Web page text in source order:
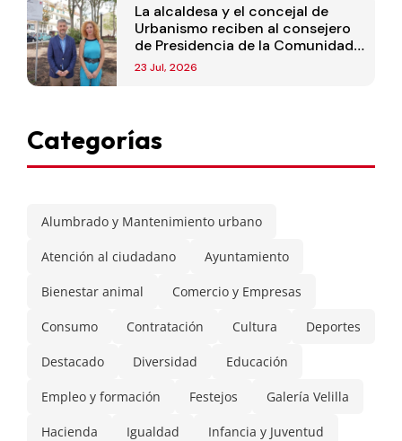
La alcaldesa y el concejal de
Urbanismo reciben al consejero
de Presidencia de la Comunidad
de Madrid
23 Jul, 2026
Categorías
Alumbrado y Mantenimiento urbano
Atención al ciudadano Ayuntamiento
Bienestar animal Comercio y Empresas
Consumo Contratación Cultura Deportes
Destacado Diversidad Educación
Empleo y formación Festejos Galería Velilla
Hacienda Igualdad Infancia y Juventud